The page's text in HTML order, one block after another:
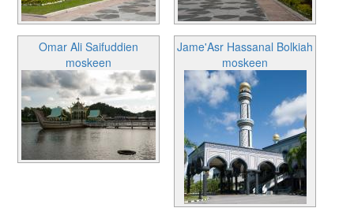
Omar Ali Saifuddien
moskeen
Jame'Asr Hassanal Bolkiah
moskeen